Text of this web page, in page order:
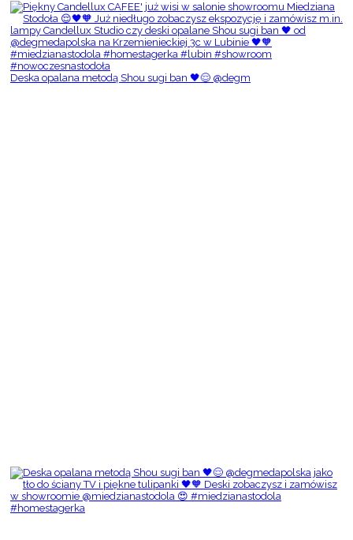
Deska opalana metodą Shou sugi ban 🖤😌 @degm